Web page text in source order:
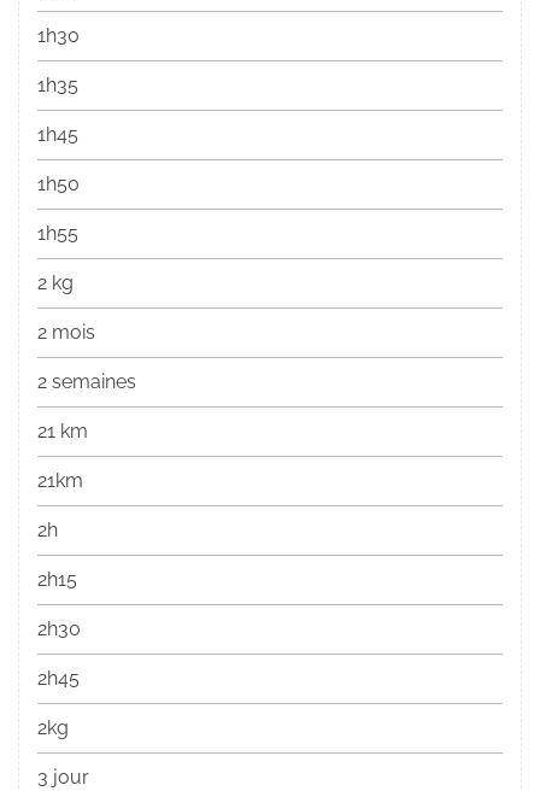
1h30
1h35
1h45
1h50
1h55
2 kg
2 mois
2 semaines
21 km
21km
2h
2h15
2h30
2h45
2kg
3 jour